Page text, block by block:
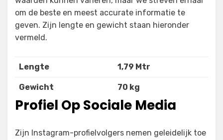
om de beste en meest accurate informatie te
geven. Zijn lengte en gewicht staan hieronder
vermeld.
Lengte 1,79 Mtr
Gewicht 70 kg
Profiel Op Sociale Media
Zijn Instagram-profielvolgers nemen geleidelijk toe